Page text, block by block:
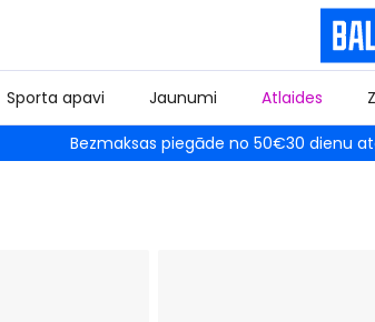
Sporta apavi Jaunumi Atlaides
Bezmaksas piegāde no 50€30 dienu